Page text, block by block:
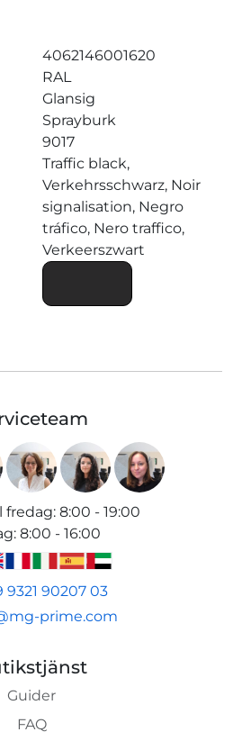
4062146001620
RAL
Glansig
Sprayburk
9017
Traffic black,
Verkehrsschwarz, Noir
signalisation, Negro
tráfico, Nero traffico,
Verkeerszwart
fredag: 8:00 - 19:00
: 8:00 - 16:00
9321 90207 03
prime.com
Guider
FAQ